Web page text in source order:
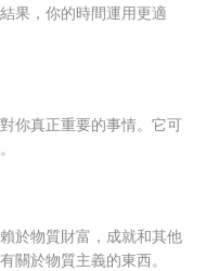
果，你的時間運用更適
你真正重要的事情。它可
於物質財富，成就和其他
關於物質主義的東西。